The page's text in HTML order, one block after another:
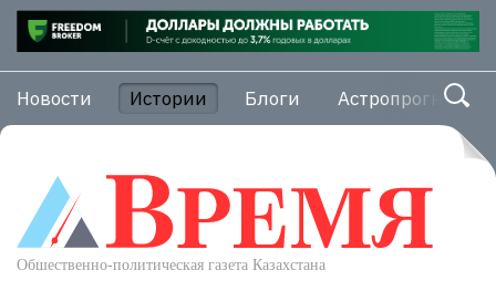
Новости Истории Блоги Астропрогноз